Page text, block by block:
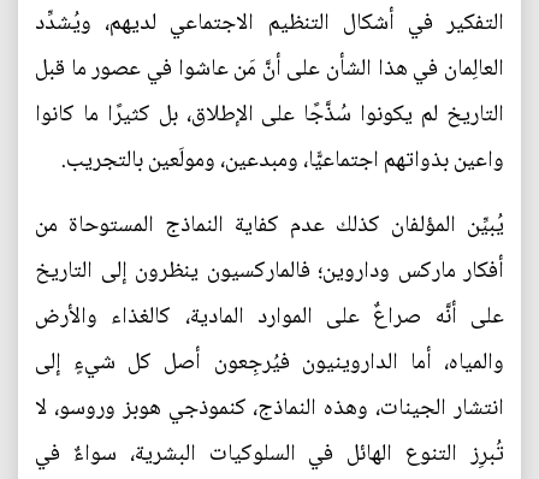
التفكير في أشكال التنظيم الاجتماعي لديهم، ويُشدِّد
العالِمان في هذا الشأن على أنَّ مَن عاشوا في عصور ما قبل
التاريخ لم يكونوا سُذَّجًا على الإطلاق، بل كثيرًا ما كانوا
واعين بذواتهم اجتماعيًّا، ومبدعين، ومولَعين بالتجريب.
يُبيِّن المؤلفان كذلك عدم كفاية النماذج المستوحاة من
أفكار ماركس وداروين؛ فالماركسيون ينظرون إلى التاريخ
على أنَّه صراعٌ على الموارد المادية، كالغذاء والأرض
والمياه، أما الداروينيون فيُرجِعون أصل كل شيءٍ إلى
انتشار الجينات، وهذه النماذج، كنموذجي هوبز وروسو، لا
تُبرِز التنوع الهائل في السلوكيات البشرية، سواءٌ في